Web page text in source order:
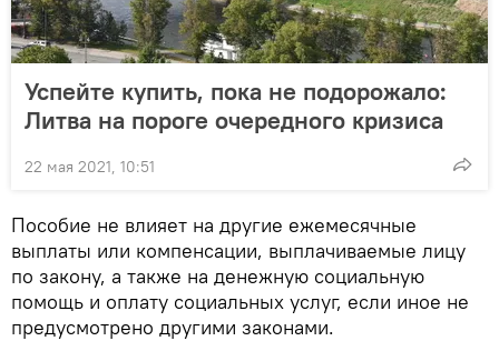
Успейте купить, пока не подорожало:
Литва на пороге очередного кризиса
22 мая 2021, 10:51
Пособие не влияет на другие ежемесячные
выплаты или компенсации, выплачиваемые лицу
по закону, а также на денежную социальную
помощь и оплату социальных услуг, если иное не
предусмотрено другими законами.